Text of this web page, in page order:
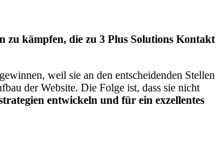
kämpfen, die zu 3 Plus Solutions Kontakt
weil sie an den entscheidenden Stellen
der Website. Die Folge ist, dass sie nicht
entwickeln und für ein exzellentes